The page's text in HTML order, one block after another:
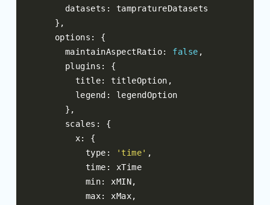
      datasets
:
tampratureDatasets
},
    options
:
{
      maintainAspectRatio
: false ,
      plugins
:
{
        title
: titleOption ,
        legend
:
legendOption
},
      scales
:
{
        x
:
{
          type
: 'time' ,
          time
:
xTime
          min
: xMIN,
          max
: xMax,